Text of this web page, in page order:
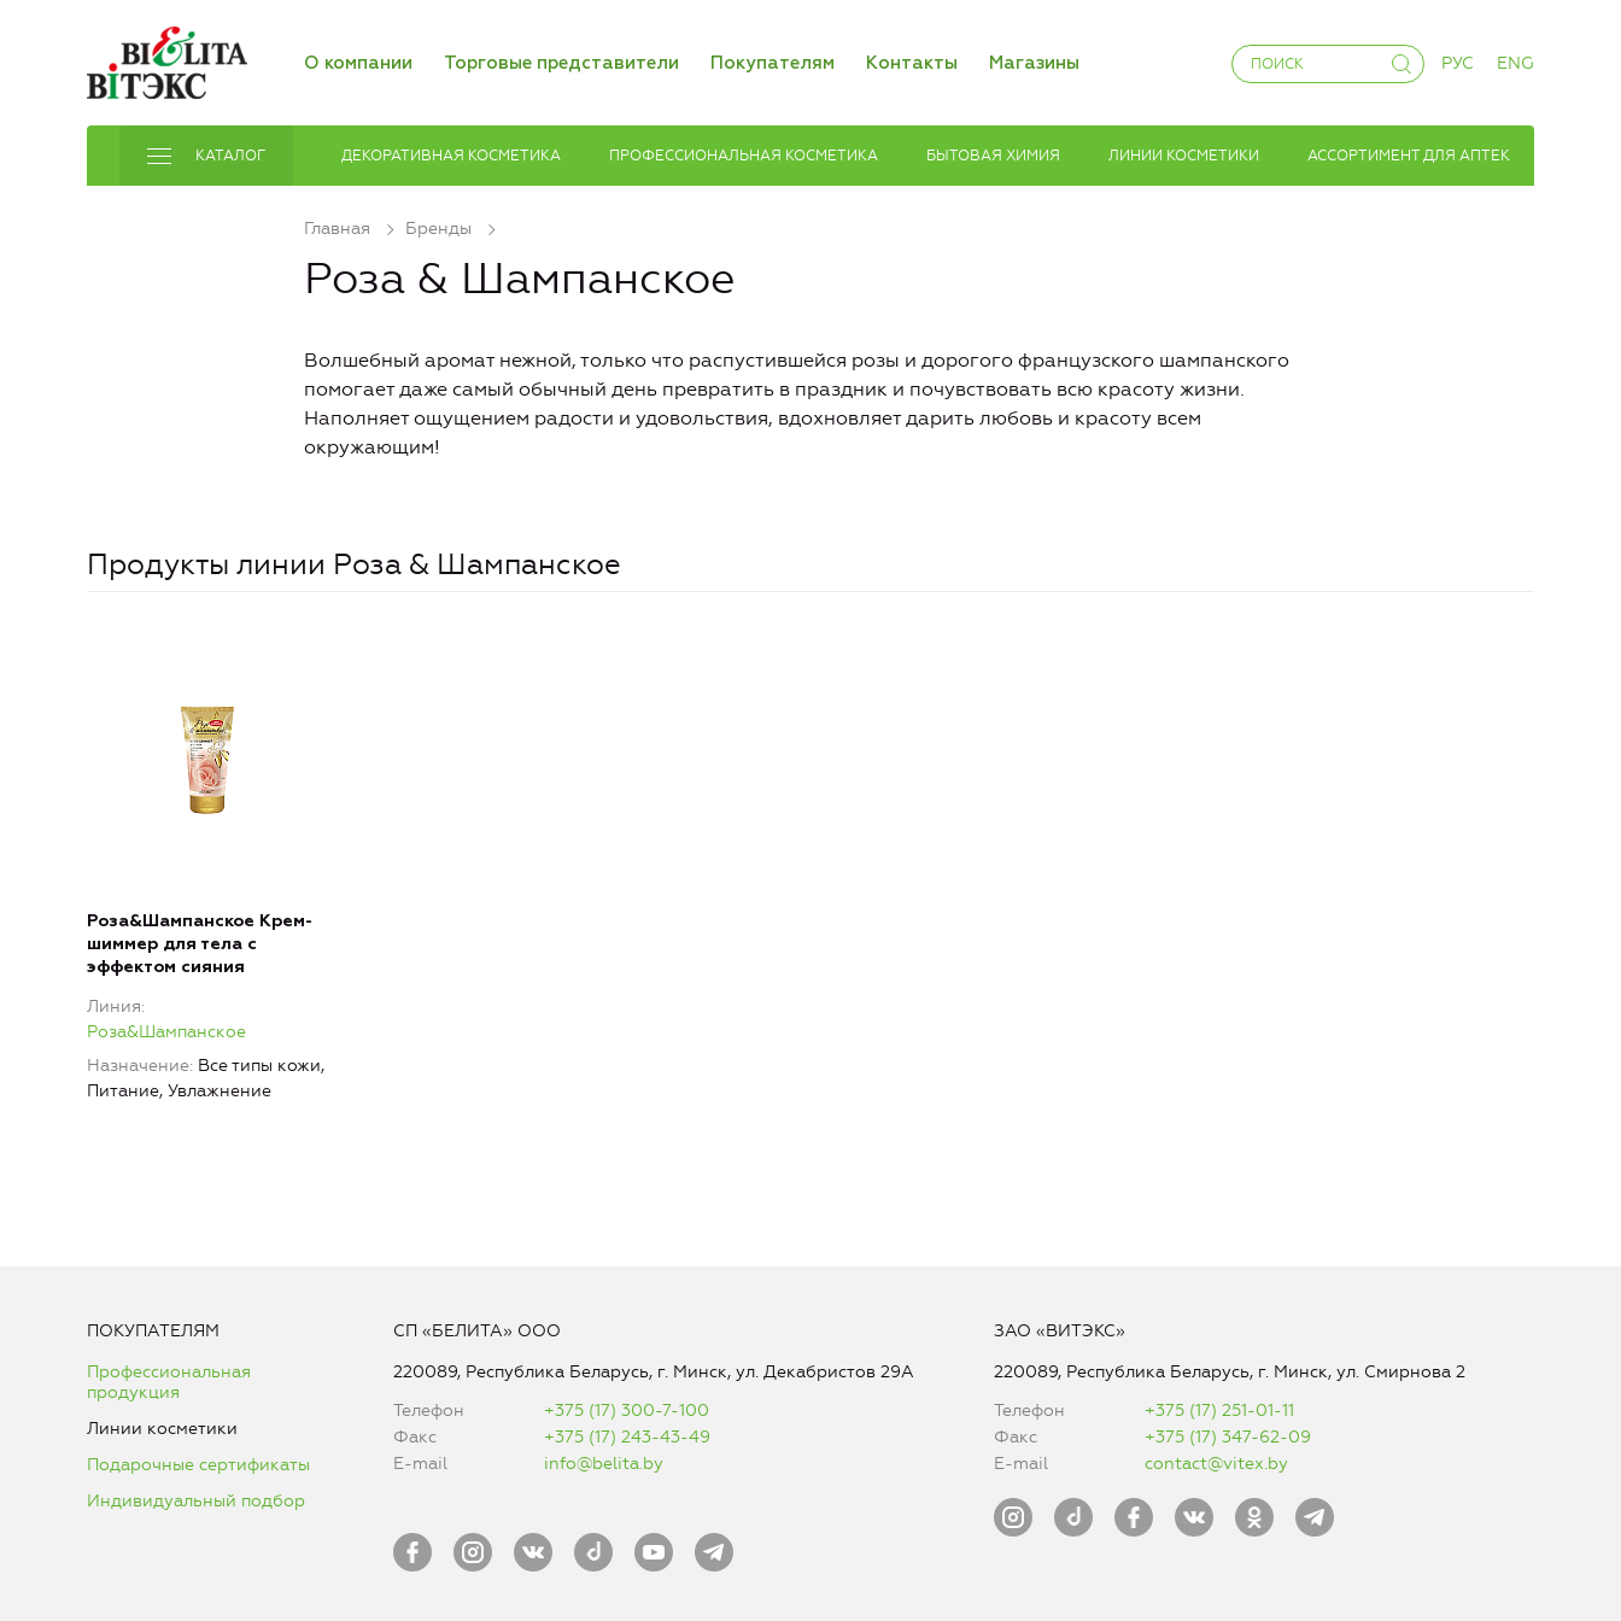
О компании Торговые представители Покупателям Контакты Магазины РУС ENG
КАТАЛОГ ДЕКОРАТИВНАЯ КОСМЕТИКА ПРОФЕССИОНАЛЬНАЯ КОСМЕТИКА БЫТОВАЯ ХИМИЯ ЛИНИИ КОСМЕТИКИ АССОРТИМЕНТ ДЛЯ АПТЕК
Главная Бренды
Роза & Шампанское
Волшебный аромат нежной, только что распустившейся розы и дорогого французского шампанского
помогает даже самый обычный день превратить в праздник и почувствовать всю красоту жизни.
Наполняет ощущением радости и удовольствия, вдохновляет дарить любовь и красоту всем
окружающим!
Продукты линии Роза & Шампанское
Роза&Шампанское Крем-
шиммер для тела с
эффектом сияния
Линия
Роза&Шампанское
Назначение Все типы кожи,
Питание, Увлажнение
ПОКУПАТЕЛЯМ
Профессиональная
продукция
Линии косметики
Подарочные сертификаты
Индивидуальный подбор
СП «БЕЛИТА» ООО
220089, Республика Беларусь, г. Минск, ул. Декабристов 29А
Телефон
+375 (17) 300-7-100
Факс
+375 (17) 243-43-49
E-mail
info@belita.by
ЗАО «ВИТЭКС»
220089, Республика Беларусь, г. Минск, ул. Смирнова 2
Телефон
+375 (17) 251-01-11
Факс
+375 (17) 347-62-09
E-mail
contact@vitex.by